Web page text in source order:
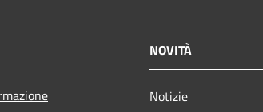
NOVITÀ
Notizie